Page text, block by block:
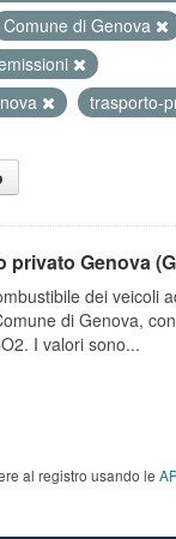
Comune di Genova
trasporto-
Genova
dei veicoli
di Genova,
I valori sono...
al registro usando le